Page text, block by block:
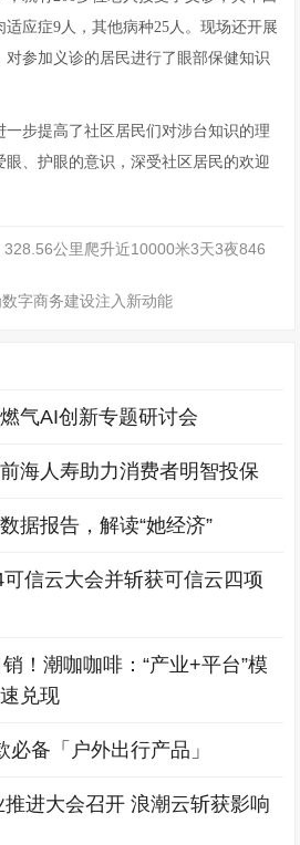
应症9人，其他病种25人。现场还开展
参加义诊的居民进行了眼部保健知识
一步提高了社区居民们对涉台知识的理
、护眼的意识，深受社区居民的欢迎
328.56公里爬升近10000米3天3夜846
数字商务建设注入新动能
气AI创新专题研讨会
海人寿助力消费者明智投保
据报告，解读“她经济”
信云大会并斩获可信云四项
！潮咖咖啡：“产业+平台”模
兑现
备「户外出行产品」
推进大会召开 浪潮云斩获影响